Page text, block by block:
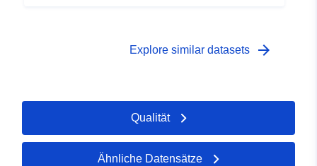
Explore similar datasets arrow_forward
Qualität
Ähnliche Datensätze